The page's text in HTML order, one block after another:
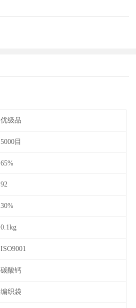
优级品
5000目
65%
92
30%
0.1kg
ISO9001
碳酸钙
编织袋